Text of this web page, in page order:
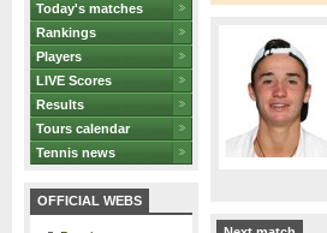
Today's matches
Rankings
Players
LIVE Scores
Results
Tours calendar
Tennis news
OFFICIAL WEBS